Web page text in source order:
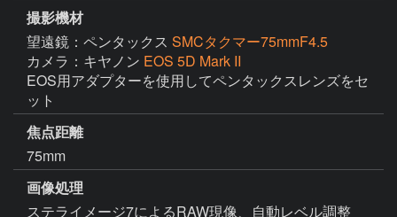
撮影機材
望遠鏡：ペンタックス SMCタクマー75mmF4.5
カメラ：キヤノン EOS 5D Mark II
EOS用アダプターを使用してペンタックスレンズをセ
ット
焦点距離
75mm
画像処理
ステライメージ7によるRAW現像、自動レベル調整